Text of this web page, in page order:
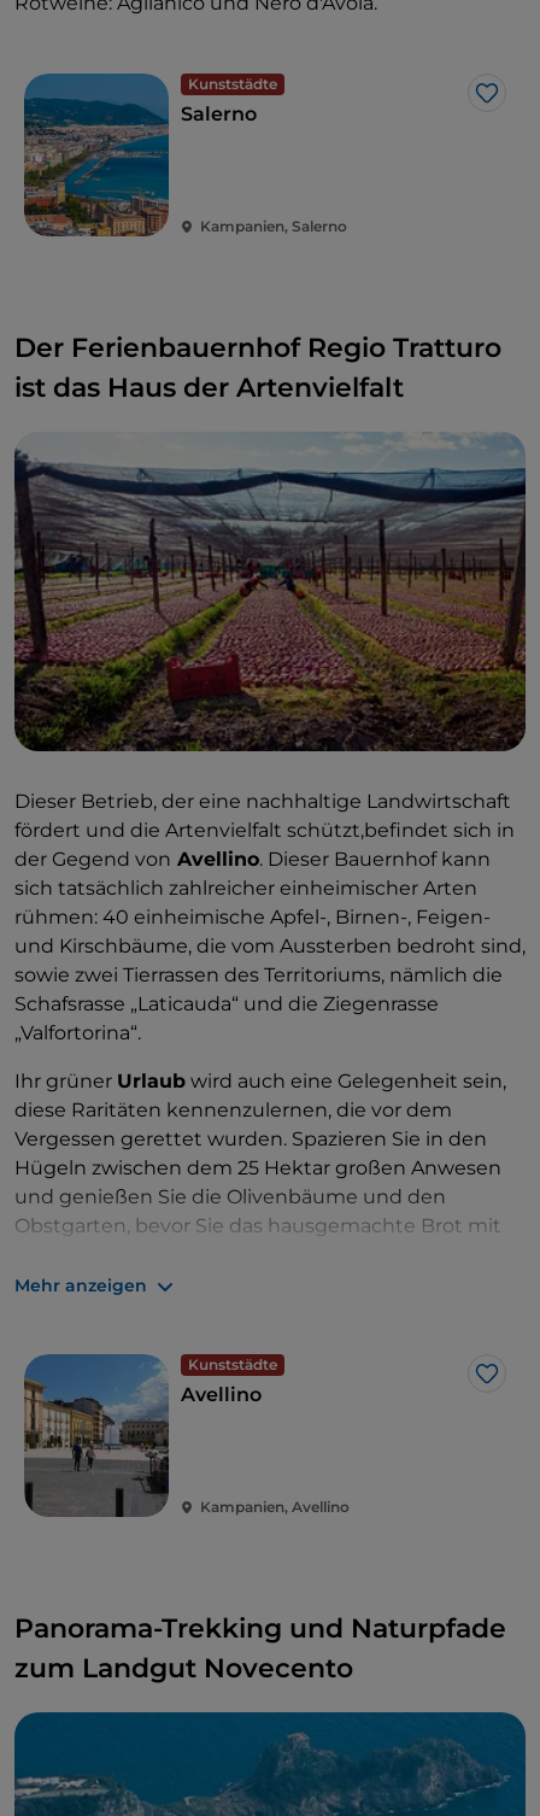
Kunststädte
Like
Salerno
Kampanien, Salerno
Der Ferienbauernhof Regio Tratturo
ist das Haus der Artenvielfalt
Dieser Betrieb, der eine nachhaltige Landwirtschaft
fördert und die Artenvielfalt schützt,befindet sich in
der Gegend von Avellino. Dieser Bauernhof kann
sich tatsächlich zahlreicher einheimischer Arten
rühmen: 40 einheimische Apfel-, Birnen-, Feigen-
und Kirschbäume, die vom Aussterben bedroht sind,
sowie zwei Tierrassen des Territoriums, nämlich die
Schafsrasse „Laticauda“ und die Ziegenrasse
„Valfortorina“.
Ihr grüner Urlaub wird auch eine Gelegenheit sein,
diese Raritäten kennenzulernen, die vor dem
Vergessen gerettet wurden. Spazieren Sie in den
Hügeln zwischen dem 25 Hektar großen Anwesen
und genießen Sie die Olivenbäume und den
Obstgarten, bevor Sie das hausgemachte Brot mit
Olivenöl extra aus Ravece gewürzt wird. Sie müssen
Sie möchten, können Sie in einem der 4 Zimmer des
Ferienbauernhofs übernachten.
Mehr anzeigen
Kunststädte
Like
Avellino
Kampanien, Avellino
Panorama-Trekking und Naturpfade
zum Landgut Novecento